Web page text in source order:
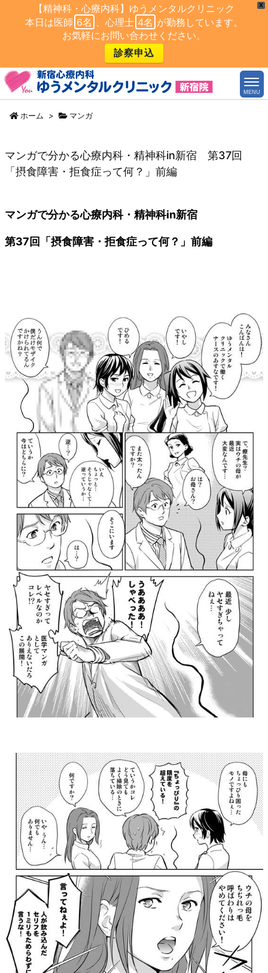
X
【精神科・心療内科】ゆうメンタルクリニック
本日は医師 6名 、心理士 4名 が勤務しています。
お気軽にお問い合わせください。
診察申込
MENU
ホーム > マンガ
マンガで分かる心療内科・精神科in新宿 第37回
「摂食障害・拒食症って何？」前編
マンガで分かる心療内科・精神科in新宿
第37回「摂食障害・拒食症って何？」前編